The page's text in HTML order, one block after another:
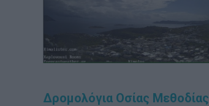
Δρομολόγια Οσίας Μεθοδίας